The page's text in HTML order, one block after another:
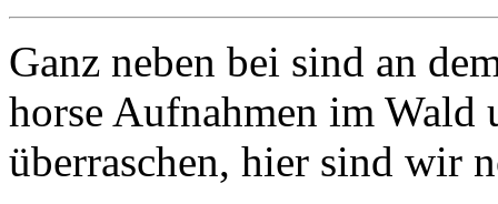
Ganz neben bei sind an
horse Aufnahmen im Wald
überraschen, hier sind wir